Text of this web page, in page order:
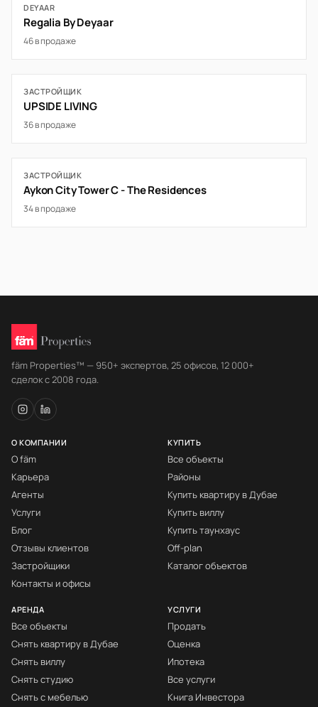
DEYAAR
Regalia By Deyaar
46 в продаже
ЗАСТРОЙЩИК
UPSIDE LIVING
36 в продаже
ЗАСТРОЙЩИК
Aykon City Tower C - The Residences
34 в продаже
fäm Properties™ — 950+ экспертов, 25 офисов, 12 000+
сделок с 2008 года.
О КОМПАНИИ
О fäm
Карьера
Агенты
Услуги
Блог
Отзывы клиентов
Застройщики
Контакты и офисы
КУПИТЬ
Все объекты
Районы
Купить квартиру в Дубае
Купить виллу
Купить таунхаус
Off-plan
Каталог объектов
АРЕНДА
Все объекты
Снять квартиру в Дубае
Снять виллу
Снять студию
Снять с мебелью
УСЛУГИ
Продать
Оценка
Ипотека
Все услуги
Книга Инвестора